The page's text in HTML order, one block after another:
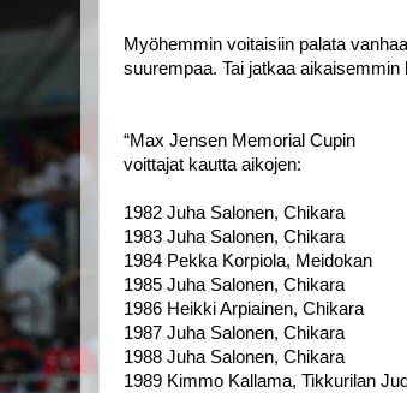
Myöhemmin voitaisiin palata
suurempaa. Tai jatkaa
“Max Jensen Memorial Cupin
voittajat kautta aikojen:
1982 Juha Salonen, Chikara
1983 Juha Salonen, Chikara
1984 Pekka Korpiola, Meidokan
1985 Juha Salonen, Chikara
1986 Heikki Arpiainen, Chikara
1987 Juha Salonen, Chikara
1988 Juha Salonen, Chikara
1989 Kimmo Kallama, Tikkurilan